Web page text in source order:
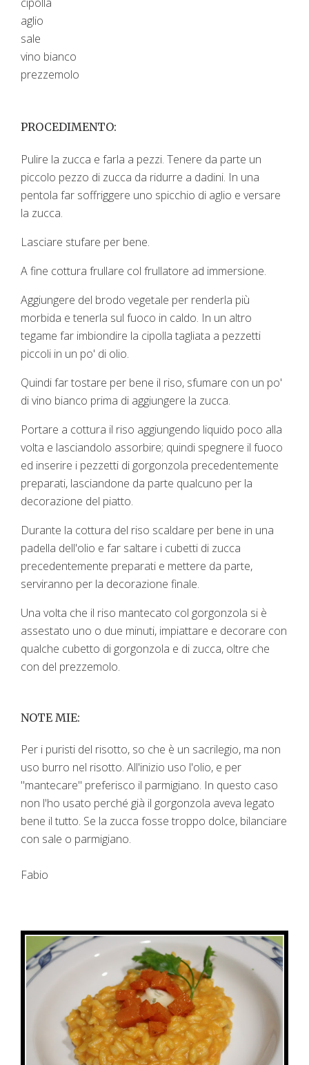
aglio
sale
vino bianco
prezzemolo
PROCEDIMENTO:
Pulire la zucca e farla a pezzi. Tenere da parte un
piccolo pezzo di zucca da ridurre a dadini. In una
pentola far soffriggere uno spicchio di aglio e versare
la zucca.
Lasciare stufare per bene.
A fine cottura frullare col frullatore ad immersione.
Aggiungere del brodo vegetale per renderla più
morbida e tenerla sul fuoco in caldo. In un altro
tegame far imbiondire la cipolla tagliata a pezzetti
piccoli in un po' di olio.
Quindi far tostare per bene il riso, sfumare con un po'
di vino bianco prima di aggiungere la zucca.
Portare a cottura il riso aggiungendo liquido poco alla
volta e lasciandolo assorbire; quindi spegnere il fuoco
ed inserire i pezzetti di gorgonzola precedentemente
preparati, lasciandone da parte qualcuno per la
decorazione del piatto.
Durante la cottura del riso scaldare per bene in una
padella dell'olio e far saltare i cubetti di zucca
precedentemente preparati e mettere da parte,
serviranno per la decorazione finale.
Una volta che il riso mantecato col gorgonzola si è
assestato uno o due minuti, impiattare e decorare con
qualche cubetto di gorgonzola e di zucca, oltre che
con del prezzemolo.
NOTE MIE:
Per i puristi del risotto, so che è un sacrilegio, ma non
uso burro nel risotto. All'inizio uso l'olio, e per
"mantecare" preferisco il parmigiano. In questo caso
non l'ho usato perché già il gorgonzola aveva legato
bene il tutto. Se la zucca fosse troppo dolce, bilanciare
con sale o parmigiano.
Fabio